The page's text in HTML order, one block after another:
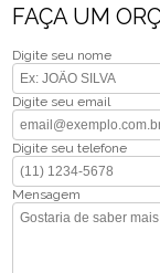
FAÇA UM
Digite seu nome
Digite seu email
Digite seu telefone
Mensagem